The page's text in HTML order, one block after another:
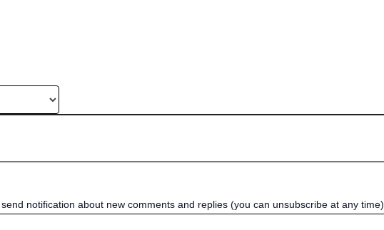
notification about new comments and replies (you can unsubscribe at any time).